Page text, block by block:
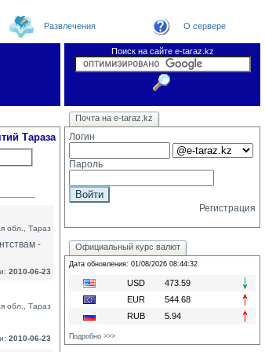
Развлечения О сервере
Поиск на сайте e-taraz.kz
Новости Погода в Таразе
Телефоный справочник
Видеоконференция
Новости e-taraz Замечания и предложения
Тараза
обл., Тараз
-
2010-06-23
обл., Тараз
2010-06-23
Почта на e-taraz.kz
Логин
Пароль
Регистрация
Официальный курс валют
Дата обновления: 01/08/2026 08:44:32
USD
473.59
EUR
544.68
RUB
5.94
Подробно >>>